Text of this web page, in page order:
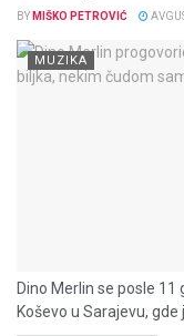
BY MIŠKO PETROVIĆ
MUZIKA
Dino Merlin se posle
Koševo u Sarajevu, gde